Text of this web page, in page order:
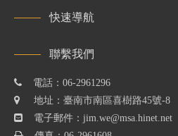
快速導航
聯繫我們
 電話：06-2961296
 地址：臺南市南區喜樹路45號-8
 電子郵件： jim.we@msa.hinet.net